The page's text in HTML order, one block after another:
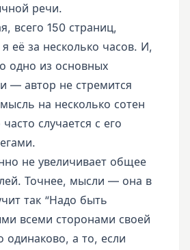
речи.
всего 150 страниц,
её за несколько часов. И,
одно из основных
— автор не стремится
на несколько сотен
случается с его
не увеличивает общее
Точнее, мысли — она в
так “Надо быть
всеми сторонами своей
а то, если